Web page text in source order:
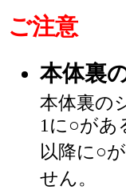
ご注意
本体裏
本体裏の
1に○があ
以降に○
せん。